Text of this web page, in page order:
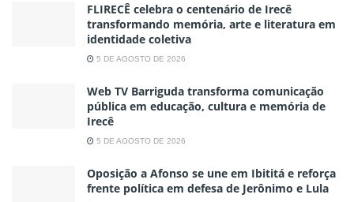
FLIRECÊ celebra o centenário de Irecê
transformando memória, arte e literatura em
identidade coletiva
5 DE AGOSTO DE 2026
Web TV Barriguda transforma comunicação
pública em educação, cultura e memória de
Irecê
5 DE AGOSTO DE 2026
Oposição a Afonso se une em Ibititá e reforça
frente política em defesa de Jerônimo e Lula